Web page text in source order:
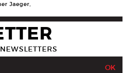
Jaeger,